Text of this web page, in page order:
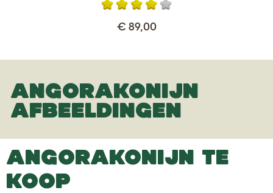
€ 89,00
ANGORAKONIJN
AFBEELDINGEN
ANGORAKONIJN TE
KOOP